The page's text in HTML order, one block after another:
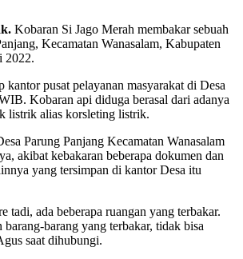
Kobaran Si Jago Merah membakar sebuah
Kecamatan Wanasalam, Kabupaten
2022.
kantor pusat pelayanan masyarakat di Desa
Kobaran api diduga berasal dari adanya
listrik alias korsleting listrik.
Parung Panjang Kecamatan Wanasalam
akibat kebakaran beberapa dokumen dan
yang tersimpan di kantor Desa itu
tadi, ada beberapa ruangan yang terbakar.
barang yang terbakar, tidak bisa
saat dihubungi.